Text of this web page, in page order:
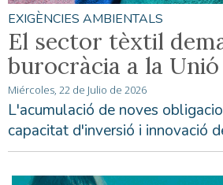
EXIGÈNCIES AMBIENTALS
El sector tèxtil
burocràcia a la
Miércoles, 22 de Julio de 2026
L'acumulació de noves
capacitat d'inversió i innovació